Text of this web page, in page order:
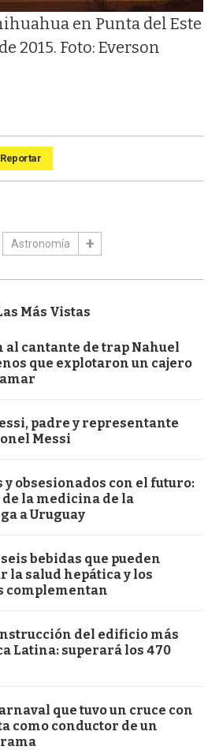
en Punta del Este
2015. Foto: Everson
Reportar
Astronomía
Más Vistas
cantante de trap Nahuel
que explotaron un cajero
padre y representante
Messi
y obsesionados con el futuro:
de la medicina de la
a Uruguay
bebidas que pueden
la salud hepática y los
complementan
del edificio más
Latina: superará los 470
que tuvo un cruce con
como conductor de un